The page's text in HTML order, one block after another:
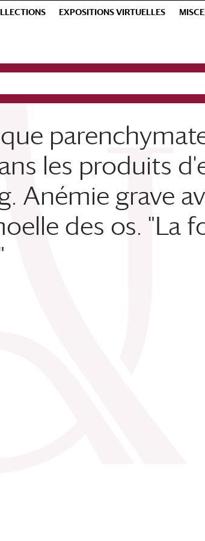
EXPOSITIONS VIRTUELLES
les produits
Anémie grave
des os. "La